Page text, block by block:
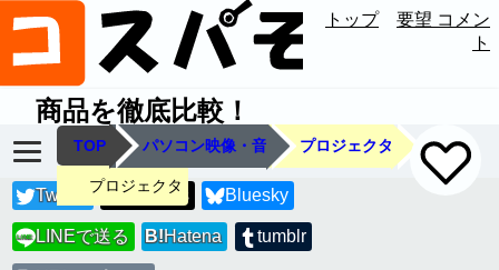
トップ
要望 コメン
ト
商品を徹底比較！
TOP パソコン映像・音 プロジェクタ
プロジェクタ
Twitter Threads Bluesky
LINE LINEで送る B!Hatena tumblr